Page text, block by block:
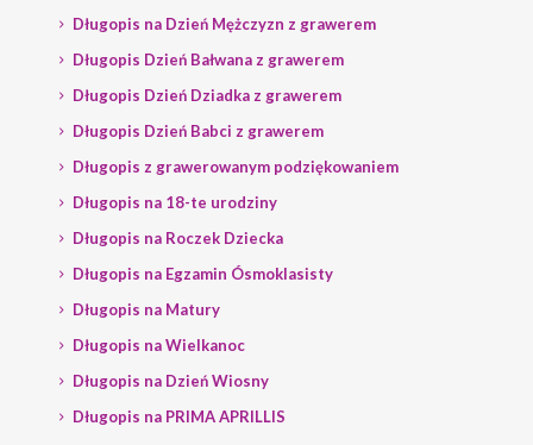
Długopis na Dzień Mężczyzn z grawerem
Długopis Dzień Bałwana z grawerem
Długopis Dzień Dziadka z grawerem
Długopis Dzień Babci z grawerem
Długopis z grawerowanym podziękowaniem
Długopis na 18-te urodziny
Długopis na Roczek Dziecka
Długopis na Egzamin Ósmoklasisty
Długopis na Matury
Długopis na Wielkanoc
Długopis na Dzień Wiosny
Długopis na PRIMA APRILLIS